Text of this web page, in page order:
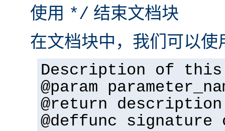
使用 */ 结束文档块
在文档块中，我们可以使
Description of this
@param
@return description
@deffunc